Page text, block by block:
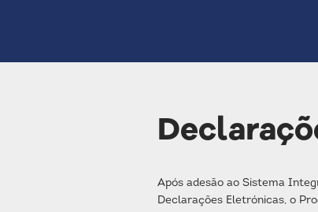
Após adesão ao Sistema
Declarações Eletrónicas, o